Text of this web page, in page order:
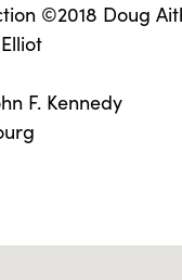
©2018 Doug
F. Kennedy